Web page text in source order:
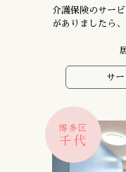
介護保険のサー
がありましたら
サ
博多区
千代